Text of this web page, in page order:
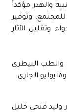
والهدر مؤكداً
وتوفير
وتقليل الآثار
والطب البيطرى
وليد فتحى خليل